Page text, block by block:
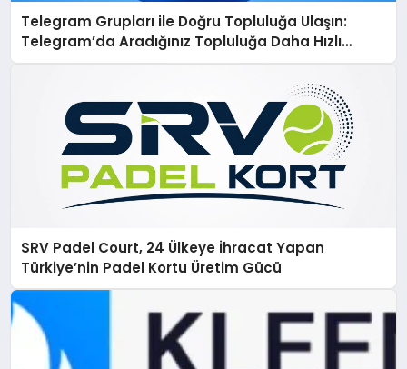
Telegram Grupları ile Doğru Topluluğa Ulaşın:
Telegram’da Aradığınız Topluluğa Daha Hızlı
Ulaşın
SRV Padel Court, 24 Ülkeye İhracat Yapan
Türkiye’nin Padel Kortu Üretim Gücü